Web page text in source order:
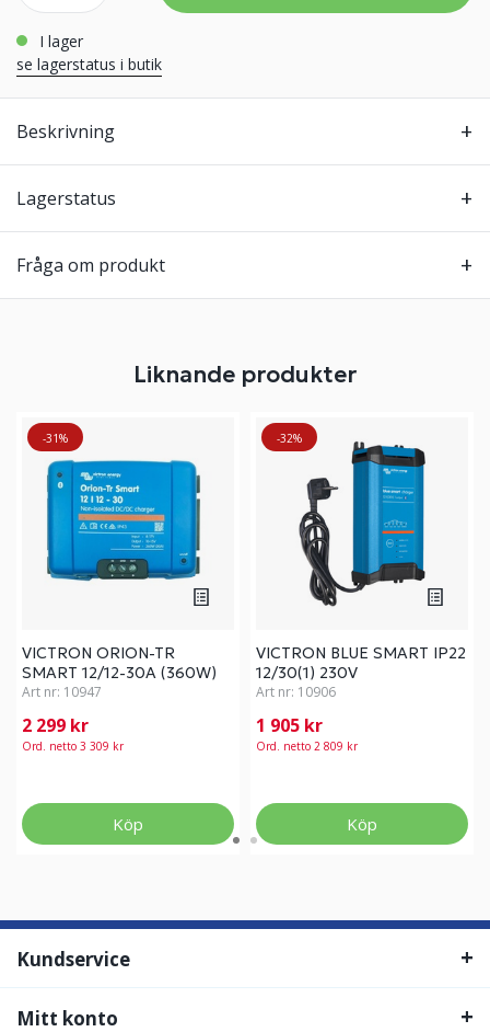
i lager
se lagerstatus i butik
Beskrivning
Lagerstatus
Fråga om produkt
Liknande produkter
-31%
VICTRON ORION-TR
SMART 12/12-30A (360W)
Art nr: 10947
2 299 kr
Ord. netto 3 309 kr
Köp
-32%
VICTRON BLUE SMART IP22
12/30(1) 230V
Art nr: 10906
1 905 kr
Ord. netto 2 809 kr
Köp
Kundservice
Mitt konto